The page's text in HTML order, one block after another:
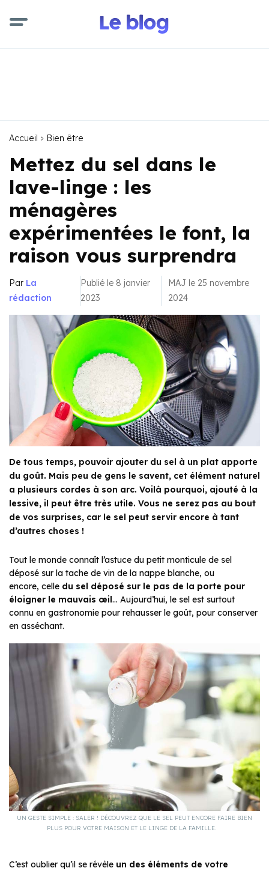
Accueil Bien être
Mettez du sel dans le
lave-linge : les
ménagères
expérimentées le font, la
raison vous surprendra
Par La
rédaction
Publié le 8 janvier
2023
MAJ le 25 novembre
2024
De tous temps, pouvoir ajouter du sel à un plat apporte
du goût. Mais peu de gens le savent, cet élément naturel
a plusieurs cordes à son arc. Voilà pourquoi, ajouté à la
lessive, il peut être très utile. Vous ne serez pas au bout
de vos surprises, car le sel peut servir encore à tant
d’autres choses !
Tout le monde connaît l’astuce du petit monticule de sel
déposé sur la tache de vin de la nappe blanche, ou
encore, celle du sel déposé sur le pas de la porte pour
éloigner le mauvais œil … Aujourd’hui, le sel est surtout
connu en gastronomie pour rehausser le goût, pour conserver
en asséchant.
UN GESTE SIMPLE : SALER ! DÉCOUVREZ QUE LE SEL PEUT ENCORE FAIRE BIEN
PLUS POUR VOTRE MAISON ET LE LINGE DE LA FAMILLE.
C’est oublier qu’il se révèle un des éléments de votre